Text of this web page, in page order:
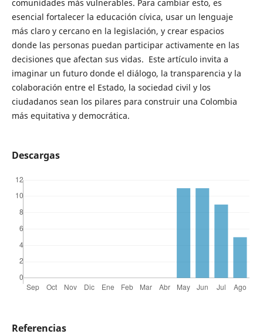
comunidades más vulnerables. Para cambiar esto, es
esencial fortalecer la educación cívica, usar un lenguaje
más claro y cercano en la legislación, y crear espacios
donde las personas puedan participar activamente en las
decisiones que afectan sus vidas. Este artículo invita a
imaginar un futuro donde el diálogo, la transparencia y la
colaboración entre el Estado, la sociedad civil y los
ciudadanos sean los pilares para construir una Colombia
más equitativa y democrática.
Descargas
Referencias